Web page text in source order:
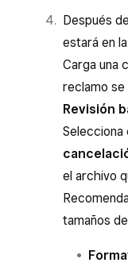
Después
estará en
Carga una
reclamo se
Revisión
Selecciona
el archivo
tamaños